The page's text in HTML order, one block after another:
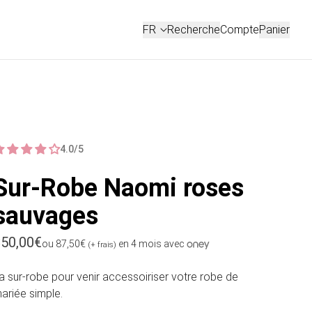
FR
FRANÇAIS
RechercheCompteConnexion
Panier
4.0/5
Robe Naomi roses
habituel
ou 87,50€ (+ frais) en 4 mois avec
sur-robe pour venir accessoiriser votre robe de
simple.